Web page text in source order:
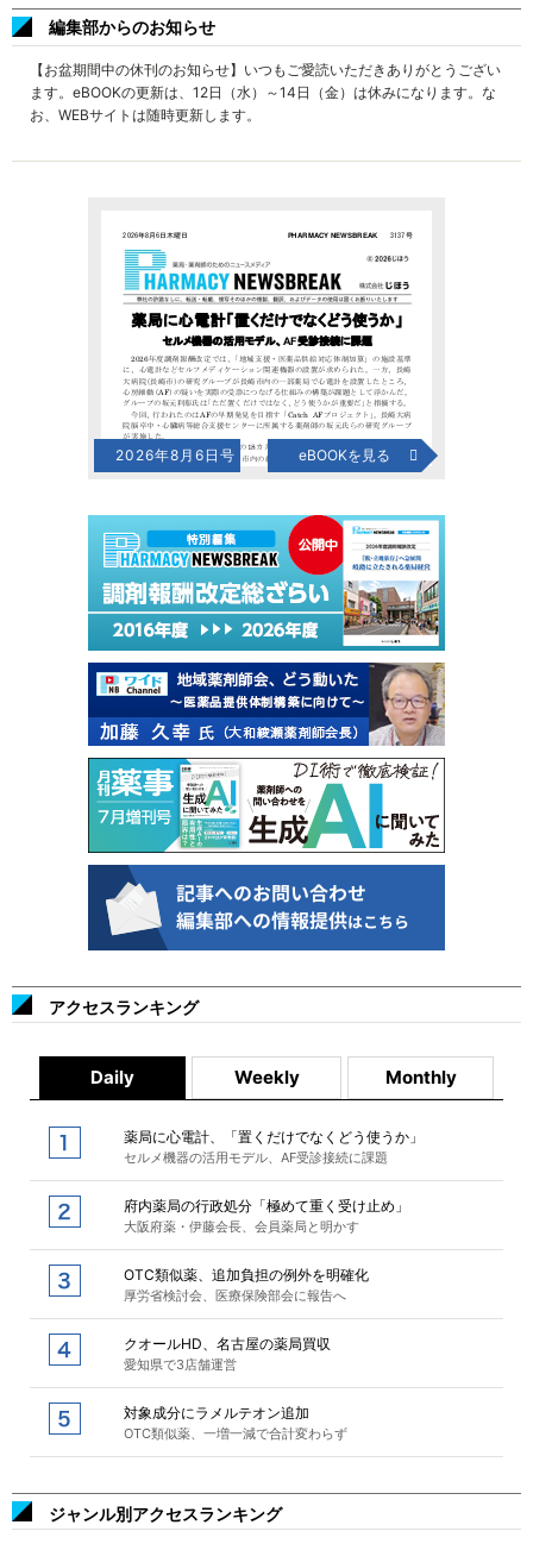
編集部からのお知らせ
【お盆期間中の休刊のお知らせ】いつもご愛読いただきありがとうござい
ます。eBOOKの更新は、12日（水）～14日（金）は休みになります。な
お、WEBサイトは随時更新します。
2026年8月6日号 eBOOKを見る
アクセスランキング
Daily Weekly Monthly
薬局に心電計、「置くだけでなくどう使うか」
セルメ機器の活用モデル、AF受診接続に課題
府内薬局の行政処分「極めて重く受け止め」
大阪府薬・伊藤会長、会員薬局と明かす
OTC類似薬、追加負担の例外を明確化
厚労省検討会、医療保険部会に報告へ
クオールHD、名古屋の薬局買収
愛知県で3店舗運営
対象成分にラメルテオン追加
OTC類似薬、一増一減で合計変わらず
ジャンル別アクセスランキング